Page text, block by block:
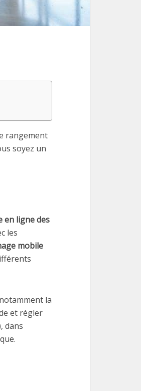
rangement
soyez un
en ligne des
les
mobile
la
et régler
dans